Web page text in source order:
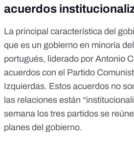
acuerdos
La principal característica del
que es un gobierno en minoría
portugués, liderado por Antonio
acuerdos con el Partido
Izquierdas. Estos acuerdos no
las relaciones están
semana los tres partidos se
planes del gobierno.